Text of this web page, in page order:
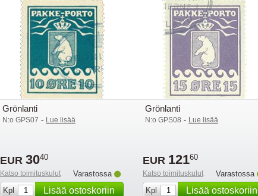
Grönlanti
N:o GPS07 - Lue lisää
EUR 3040
Katso toimituskulut
Varastossa
Kpl
Lisää ostoskoriin
Grönlanti
N:o GPS08 - Lue lisää
EUR 12160
Katso toimituskulut
Varastossa
Kpl
Lisää ostoskoriin